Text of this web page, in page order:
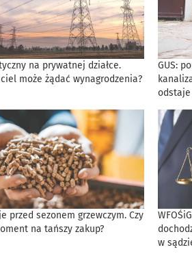
na prywatnej działce.
może żądać wynagrodzenia?
GUS:
przed sezonem grzewczym. Czy
na tańszy zakup?
w